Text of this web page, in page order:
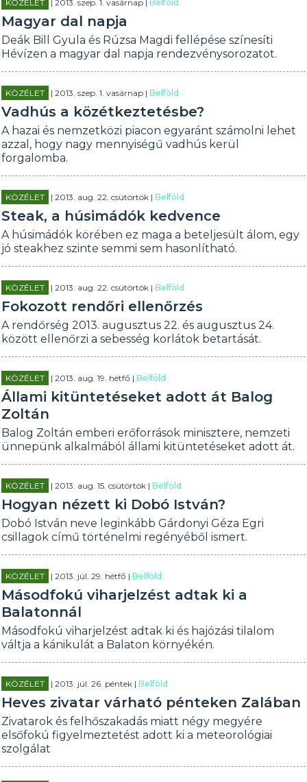
KÖZÉLET | 2013. szep. 1. vasárnap | Belföld
Magyar dal napja
Deák Bill Gyula és Rúzsa Magdi fellépése színesíti
Hévízen a magyar dal napja rendezvénysorozatot.
KÖZÉLET | 2013. szep. 1. vasárnap |Belföld
Vadhús a közétkeztetésbe?
A hazai és nemzetközi piacon egyaránt számolni lehet
azzal, hogy nagy mennyiségű vadhús kerül
forgalomba.
KÖZÉLET | 2013. aug. 22. csütörtök |Belföld
Steak, a húsimádók kedvence
A húsimádók körében ez maga a beteljesült álom, egy
jó steakhez szinte semmi sem hasonlítható.
KÖZÉLET | 2013. aug. 22. csütörtök |Belföld
Fokozott rendőri ellenőrzés
A rendőrség 2013. augusztus 22. és augusztus 24.
között ellenőrzi a sebesség korlátok betartását.
KÖZÉLET | 2013. aug. 19. hétfő |Belföld
Állami kitüntetéseket adott át Balog
Zoltán
Balog Zoltán emberi erőforrások minisztere, nemzeti
ünnepünk alkalmából állami kitüntetéseket adott át.
KÖZÉLET | 2013. aug. 15. csütörtök |Belföld
Hogyan nézett ki Dobó István?
Dobó István neve leginkább Gárdonyi Géza Egri
csillagok című történelmi regényéből ismert.
KÖZÉLET | 2013. júl. 29. hétfő |Belföld
Másodfokú viharjelzést adtak ki a
Balatonnál
Másodfokú viharjelzést adtak ki és hajózási tilalom
váltja a kánikulát a Balaton környékén.
KÖZÉLET | 2013. júl. 26. péntek |Belföld
Heves zivatar várható pénteken Zalában
Zivatarok és felhőszakadás miatt négy megyére
elsőfokú figyelmeztetést adott ki a meteorológiai
szolgálat